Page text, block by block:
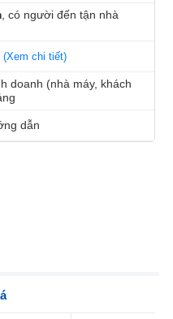
, có người đến tận nhà
(Xem chi tiết)
doanh (nhà máy, khách
dẫn